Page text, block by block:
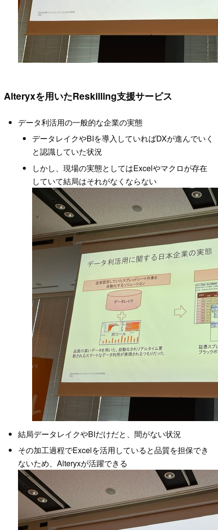
Alteryxを用いたReskilling支援サービス
データ利活用の一般的な企業の実態
データレイクやBIを導入していればDXが進んでいく
と認識していた状況
しかし、現場の実態としてはExcelやマクロが存在
していて結局はそれがなくならない
結局データレイクやBIだけだと、間がない状況
その加工過程でExcelを活用していると品質を担保でき
ないため、Alteryxが活躍できる